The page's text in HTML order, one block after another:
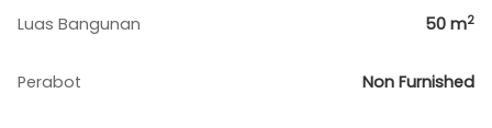
Luas Bangunan 50 m2
Perabot Non Furnished